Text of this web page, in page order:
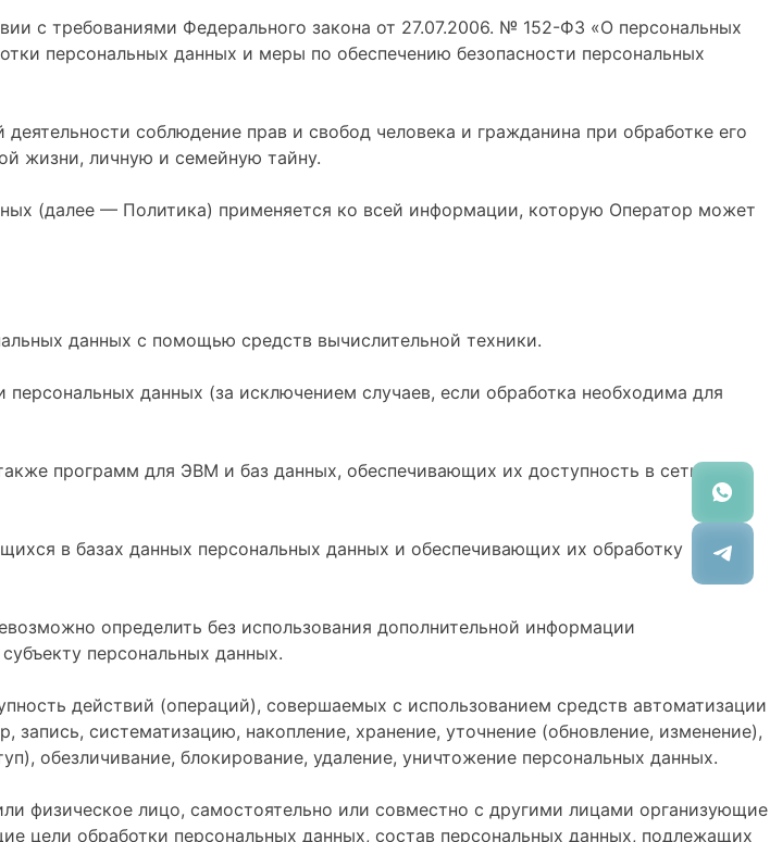
с требованиями Федерального закона от 27.07.2006. № 152-ФЗ «О персональных
персональных данных и меры по обеспечению безопасности персональных
соблюдение прав и свобод человека и гражданина при обработке его
жизни, личную и семейную тайну.
(далее — Политика) применяется ко всей информации, которую Оператор может
данных с помощью средств вычислительной техники.
данных (за исключением случаев, если обработка необходима для
программ для ЭВМ и баз данных, обеспечивающих их доступность в сети
в базах данных персональных данных и обеспечивающих их обработку
определить без использования дополнительной информации
персональных данных.
действий (операций), совершаемых с использованием средств автоматизации
систематизацию, накопление, хранение, уточнение (обновление, изменение),
обезличивание, блокирование, удаление, уничтожение персональных данных.
физическое лицо, самостоятельно или совместно с другими лицами организующие
цели обработки персональных данных, состав персональных данных, подлежащих